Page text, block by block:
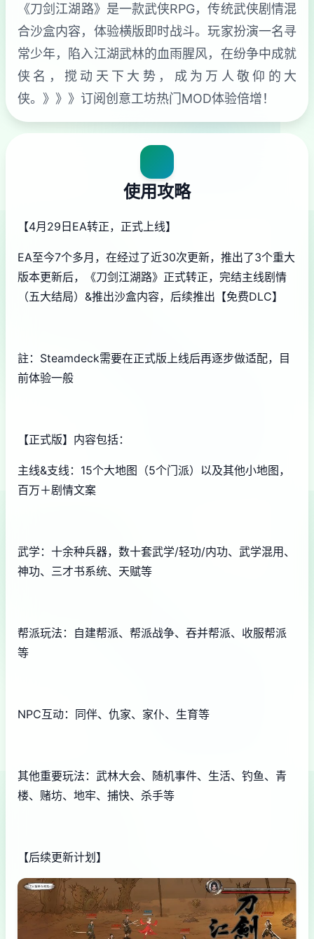
《刀剑江湖路》是一款武侠RPG，传统武侠剧情混
合沙盒内容，体验横版即时战斗。玩家扮演一名寻
常少年，陷入江湖武林的血雨腥风，在纷争中成就
侠名，搅动天下大势，成为万人敬仰的大
侠。》》》订阅创意工坊热门MOD体验倍增！
使用攻略
【4月29日EA转正，正式上线】
EA至今7个多月，在经过了近30次更新，推出了3个重大
版本更新后，《刀剑江湖路》正式转正，完结主线剧情
（五大结局）&推出沙盒内容，后续推出【免费DLC】
註：Steamdeck需要在正式版上线后再逐步做适配，目
前体验一般
【正式版】内容包括：
主线&支线：15个大地图（5个门派）以及其他小地图，
百万＋剧情文案
武学：十余种兵器，数十套武学/轻功/内功、武学混用、
神功、三才书系统、天赋等
帮派玩法：自建帮派、帮派战争、吞并帮派、收服帮派
等
NPC互动：同伴、仇家、家仆、生育等
其他重要玩法：武林大会、随机事件、生活、钓鱼、青
楼、赌坊、地牢、捕快、杀手等
【后续更新计划】